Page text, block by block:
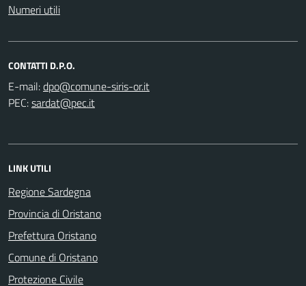
Numeri utili
CONTATTI D.P.O.
E-mail:
PEC:
LINK UTILI
Regione Sardegna
Provincia di Oristano
Prefettura Oristano
Comune di Oristano
Protezione Civile